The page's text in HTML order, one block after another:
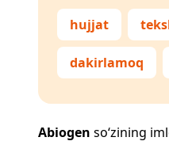
hujjat
dakirlamoq
Abiogen so‘zining